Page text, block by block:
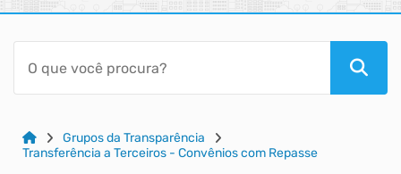
ACESSO RÁPIDO
Acessibilidade
CidadãoGrupos da Transparência
Transferência a Terceiros - Convênios com Repasse